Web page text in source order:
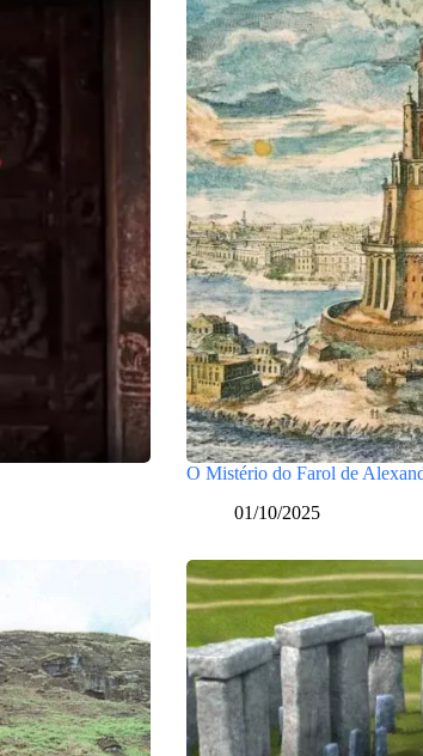
O Mistério do Farol de
01/10/2025